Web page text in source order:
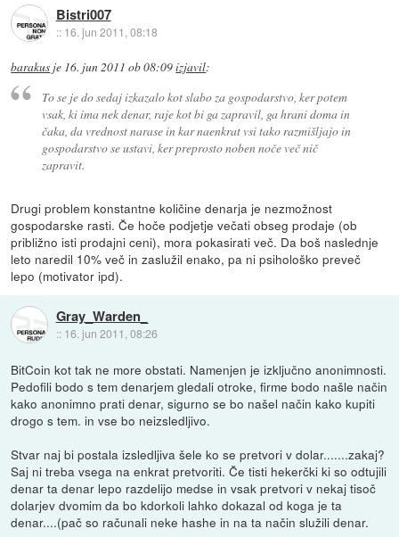
Bistri007
:: 16. jun 2011, 08:18
barakus je 16. jun 2011 ob 08:09izjavil:
To se je do sedaj izkazalo kot slabo za gospodarstvo, ker potem
vsak, ki ima nek denar, raje kot bi ga zapravil, ga hrani doma in
čaka, da vrednost narase in kar naenkrat vsi tako razmišljajo in
gospodarstvo se ustavi, ker preprosto noben noče več nič
zapravit.
Drugi problem konstantne količine denarja je nezmožnost
gospodarske rasti. Če hoče podjetje večati obseg prodaje (ob
približno isti prodajni ceni), mora pokasirati več. Da boš naslednje
leto naredil 10% več in zaslužil enako, pa ni psihološko preveč
lepo (motivator ipd).
Gray_Warden_
:: 16. jun 2011, 08:26
BitCoin kot tak ne more obstati. Namenjen je izključno anonimnosti.
Pedofili bodo s tem denarjem gledali otroke, firme bodo našle način
kako anonimno prati denar, sigurno se bo našel način kako kupiti
drogo s tem. in vse bo neizsledljivo.
Stvar naj bi postala izsledljiva šele ko se pretvori v dolar.......zakaj?
Saj ni treba vsega na enkrat pretvoriti. Če tisti hekerčki ki so odtujili
denar ta denar lepo razdelijo medse in vsak pretvori v nekaj tisoč
dolarjev dvomim da bo kdorkoli lahko dokazal od koga je ta
denar....(pač so računali neke hashe in na ta način služili denar.